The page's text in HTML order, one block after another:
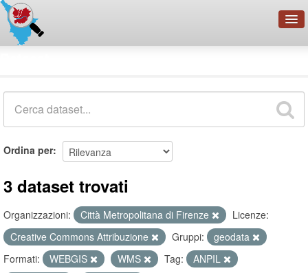
Organizzazioni
Ordina per
3 dataset trovati
Organizzazioni: Città Metropolitana di Firenze
Licenze:
Creative Commons Attribuzione
Gruppi:
geodata
Formati:
WEBGIS WMS Tag:
ANPIL